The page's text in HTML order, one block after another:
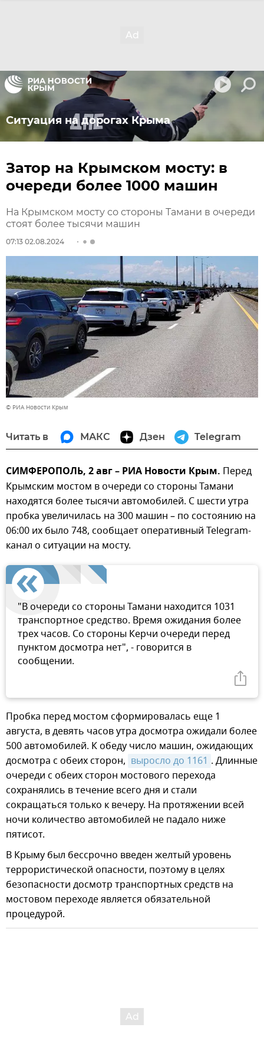
Ситуация на дорогах Крыма
Затор на Крымском мосту: в
очереди более 1000 машин
На Крымском мосту со стороны Тамани в очереди
стоят более тысячи машин
07:13 02.08.2024
© РИА Новости Крым
Читать в МАКС Дзен Telegram
СИМФЕРОПОЛЬ, 2 авг – РИА Новости Крым. Перед
Крымским мостом в очереди со стороны Тамани
находятся более тысячи автомобилей. С шести утра
пробка увеличилась на 300 машин – по состоянию на
06:00 их было 748, сообщает оперативный Telegram-
канал о ситуации на мосту.
"В очереди со стороны Тамани находится 1031
транспортное средство. Время ожидания более
трех часов. Со стороны Керчи очереди перед
пунктом досмотра нет", - говорится в
сообщении.
Пробка перед мостом сформировалась еще 1
августа, в девять часов утра досмотра ожидали более
500 автомобилей. К обеду число машин, ожидающих
досмотра с обеих сторон, выросло до 1161 . Длинные
очереди с обеих сторон мостового перехода
сохранялись в течение всего дня и стали
сокращаться только к вечеру. На протяжении всей
ночи количество автомобилей не падало ниже
пятисот.
В Крыму был бессрочно введен желтый уровень
террористической опасности, поэтому в целях
безопасности досмотр транспортных средств на
мостовом переходе является обязательной
процедурой.